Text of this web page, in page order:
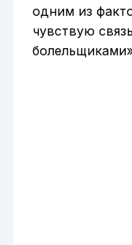
одним из
чувствую